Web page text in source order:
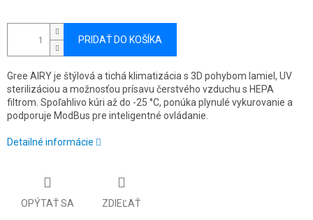
PRIDAŤ DO KOŠÍKA
Gree AIRY je štýlová a tichá klimatizácia s 3D pohybom lamiel, UV
sterilizáciou a možnosťou prísavu čerstvého vzduchu s HEPA
filtrom. Spoľahlivo kúri až do -25 °C, ponúka plynulé vykurovanie a
podporuje ModBus pre inteligentné ovládanie.
Detailné informácie
OPÝTAŤ SA ZDIEĽAŤ